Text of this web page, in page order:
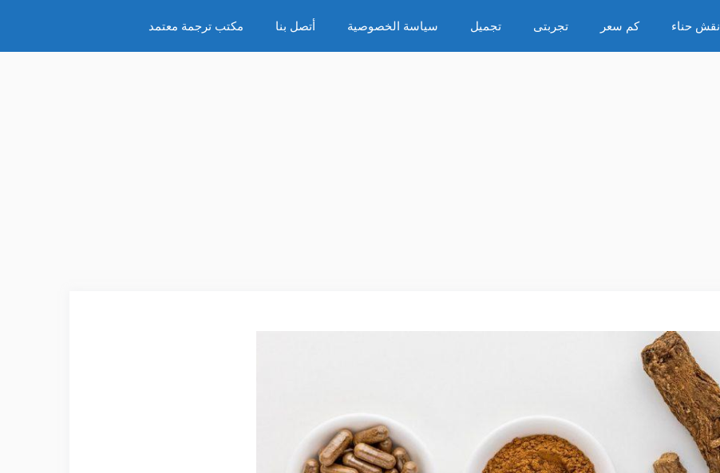
نقش حناء كم سعر تجربتى تجميل سياسة الخصوصية أتصل بنا مكتب ترجمة معتمد